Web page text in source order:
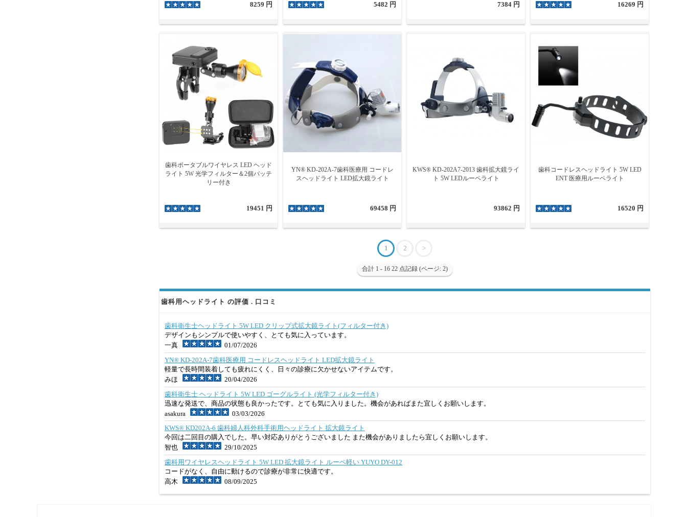
8259 円 5482 円 7384 円 16269 円
歯科ポータブルワイヤレス LED ヘッド
ライト 5W 光学フィルター＆2個バッテ
リー付き
19451 円
YN® KD-202A-7歯科医療用 コードレ
スヘッドライト LED拡大鏡ライト
69458 円
KWS® KD-202A7-2013 歯科拡大鏡ライ
ト 5W LEDルーペライト
93862 円
歯科コードレスヘッドライト 5W LED
ENT 医療用ルーペライト
16520 円
1 2 >
合計 1 - 16 22 点記録 (ページ: 2)
歯科用ヘッドライト の評価 . 口コミ
歯科衛生士ヘッドライト 5W LED クリップ式拡大鏡ライト(フィルター付き)
デザインもシンプルで使いやすく、とても気に入っています。
一真
01/07/2026
YN® KD-202A-7歯科医療用 コードレスヘッドライト LED拡大鏡ライト
軽量で長時間装着しても疲れにくく、日々の診療に欠かせないアイテムです。
みほ
20/04/2026
歯科衛生士 ヘッドライト 5W LED ゴーグルライト (光学フィルター付き)
迅速な発送で、商品の状態も良かったです。とても気に入りました。機会があればまた宜しくお願いします。
asakura
03/03/2026
KWS® KD202A-6 歯科婦人科外科手術用ヘッドライト 拡大鏡ライト
今回は二回目の購入でした。早い対応ありがとうございました また機会がありましたら宜しくお願いします。
智也
29/10/2025
歯科用ワイヤレスヘッドライト 5W LED 拡大鏡ライト ルーペ軽い YUYO DY-012
コードがなく、自由に動けるので診療が非常に快適です。
高木
08/09/2025